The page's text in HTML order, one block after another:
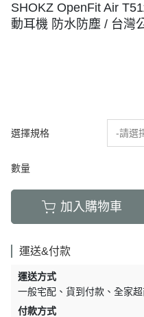
SHOKZ OpenFit Air
動耳機 防水防塵 / 台灣
選擇規格 -請選
數量
加入購物車
運送&付款
運送方式
一般宅配
貨到付款 全家
付款方式